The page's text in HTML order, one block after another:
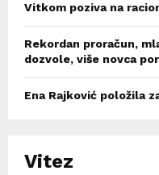
Vitkom poziva na
Rekordan proračun,
dozvole, više novca
Ena Rajković položila
Vitez